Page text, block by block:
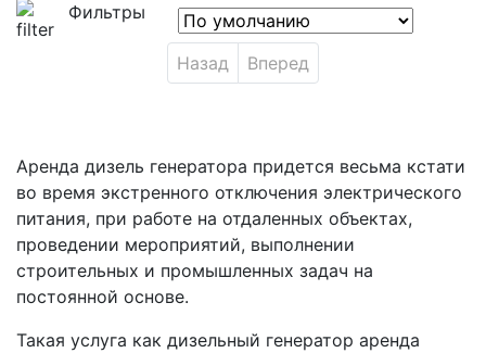
Фильтры
Назад Вперед
Аренда дизель генератора придется весьма кстати
во время экстренного отключения электрического
питания, при работе на отдаленных объектах,
проведении мероприятий, выполнении
строительных и промышленных задач на
постоянной основе.
Такая услуга как дизельный генератор аренда